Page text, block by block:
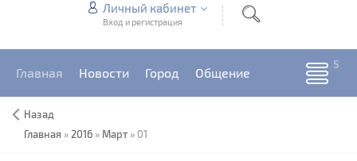
Личный кабинет
Вход и регистрация
Главная Новости Город Общение
Назад
Главная » 2016 » Март » 01